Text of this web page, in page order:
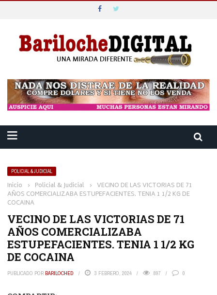
POLICIAL & JUDICIAL
Inicio › Policial & Judicial › VECINO DE LAS VICTORIAS DE 71
AÑOS COMERCIALIZABA ESTUPEFACIENTES. TENIA 1 1/2 KG DE
COCAINA
VECINO DE LAS VICTORIAS DE 71
AÑOS COMERCIALIZABA
ESTUPEFACIENTES. TENIA 1 1/2 KG
DE COCAINA
PUBLICADO POR BARILOCHED 3 FEBRERO, 2024 897 0